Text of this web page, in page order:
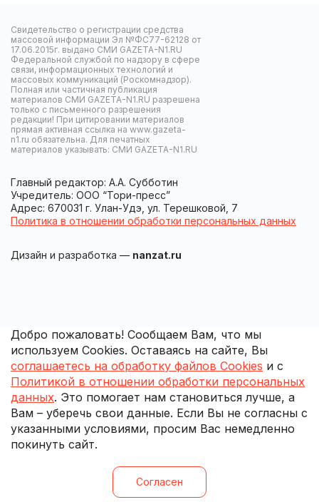
Свидетельство о регистрации средства
массовой информации Эл №ФС77-62128 от
17.06.2015г. выдано СМИ GAZETA-N1.RU
Федеральной службой по надзору в сфере
связи, информационных технологий и
массовых коммуникаций (Роскомнадзор).
Полная или частичная публикация
материалов СМИ GAZETA-N1.RU разрешена
только с письменного разрешения
редакции! При цитировании материалов
прямая активная ссылка на www.gazeta-
n1.ru обязательна. Для печатных
материалов указывать: СМИ GAZETA-N1.RU
Главный редактор: А.А. Субботин
Учредитель: ООО “Тори-пресс”
Адрес: 670031 г. Улан-Удэ, ул. Терешковой, 7
Политика в отношении обработки персональных данных
Дизайн и разработка — nanzat.ru
Добро пожаловать! Сообщаем Вам, что мы
используем Cookies. Оставаясь на сайте, Вы
соглашаетесь на обработку файлов Cookies и с
Политикой в отношении обработки персональных
данных. Это помогает нам становиться лучше, а
Вам – уберечь свои данные. Если Вы не согласны с
указанными условиями, просим Вас немедленно
покинуть сайт.
Согласен